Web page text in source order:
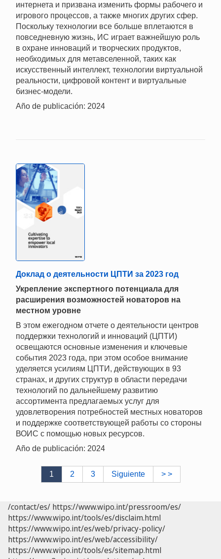
интернета и призвана изменить формы рабочего и
игрового процессов, а также многих других сфер.
Поскольку технологии все больше вплетаются в
повседневную жизнь, ИС играет важнейшую роль
в охране инноваций и творческих продуктов,
необходимых для метавселенной, таких как
искусственный интеллект, технологии виртуальной
реальности, цифровой контент и виртуальные
бизнес-модели.
Año de publicación: 2024
Доклад о деятельности ЦПТИ за 2023 год
Укрепление экспертного потенциала для
расширения возможностей новаторов на
местном уровне
В этом ежегодном отчете о деятельности центров
поддержки технологий и инноваций (ЦПТИ)
освещаются основные изменения и ключевые
события 2023 года, при этом особое внимание
уделяется усилиям ЦПТИ, действующих в 93
странах, и других структур в области передачи
технологий по дальнейшему развитию
ассортимента предлагаемых услуг для
удовлетворения потребностей местных новаторов
и поддержке соответствующей работы со стороны
ВОИС с помощью новых ресурсов.
Año de publicación: 2024
1 2 3 Siguiente > >
/contact/es/ https://www.wipo.int/pressroom/es/
https://www.wipo.int/tools/es/disclaim.html
https://www.wipo.int/es/web/privacy-policy/
https://www.wipo.int/es/web/accessibility/
https://www.wipo.int/tools/es/sitemap.html